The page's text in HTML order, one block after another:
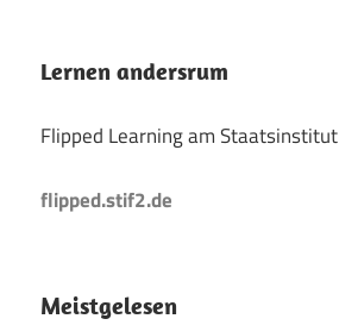
Lernen andersrum
Flipped Learning am Staatsinstitut
flipped.stif2.de
Meistgelesen